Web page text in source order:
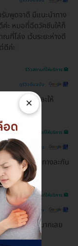
บพูดจาดี มีแนะนำทาง
ค่ะ หมอที่ฉีดวัคซีนให้ก็
ณที่โล่ง เว้นระยะห่างดี
ดีค่ะ
รีวิวสถานที่ให้บริการ 🏥
ดูรีวิวต้นฉบับ
บาลบริการและให้
รีวิวสถานที่ให้บริการ 🏥
ดูรีวิวต้นฉบับ
าตจอดข้างทางละกัน
รีวิวสถานที่ให้บริการ 🏥
ดูรีวิวต้นฉบับ
ปีแล้ว ทีนีดีมากเลย
×